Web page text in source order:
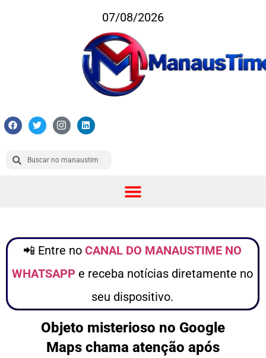
07/08/2026
📲 Entre no CANAL DO MANAUSTIME NO
WHATSAPP e receba notícias diretamente no
seu dispositivo.
Objeto misterioso no Google
Maps chama atenção após